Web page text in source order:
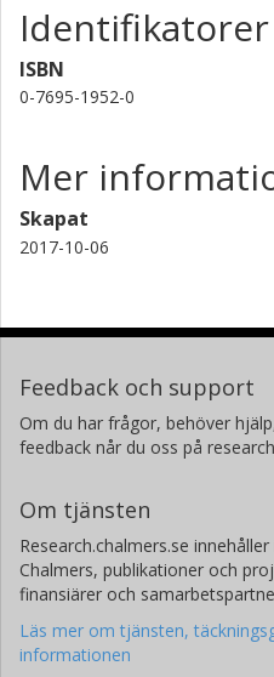
Identifikatorer
ISBN
0-7695-1952-0
Mer
Skapat
2017-10-06
Feedback och support
Om du har frågor, behöver
feedback når du oss på
Om tjänsten
Research.chalmers.se
Chalmers, publikationer och
finansiärer och
Läs mer om tjänsten,
informationen